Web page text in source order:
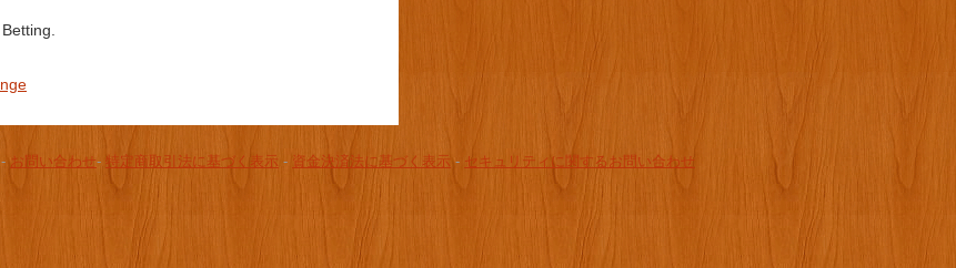
- お問い合わせ- 特定商取引法に基づく表示 - 資金決済法に基づく表示 - セキュリティに関するお問い合わせ